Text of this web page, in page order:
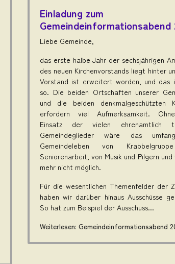
Einladung zum
Gemeindeinformationsabend
Liebe Gemeinde,
das erste halbe Jahr der sechsjährigen
des neuen Kirchenvorstands liegt hinter
Vorstand ist erweitert worden, und das
so. Die beiden Ortschaften unserer
und die beiden denkmalgeschützten
erfordern viel Aufmerksamkeit.
Einsatz der vielen ehrenamtlich
Gemeindeglieder wäre das
Gemeindeleben von
Seniorenarbeit, von Musik und Pilgern und
mehr nicht möglich.
Für die wesentlichen Themenfelder der
haben wir darüber hinaus Ausschüsse
So hat zum Beispiel der Ausschuss...
Weiterlesen: Gemeindeinformationsabend